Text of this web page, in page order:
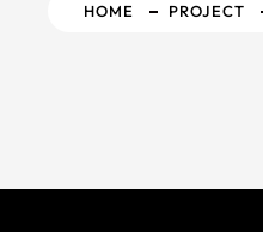
HOME PROJECT